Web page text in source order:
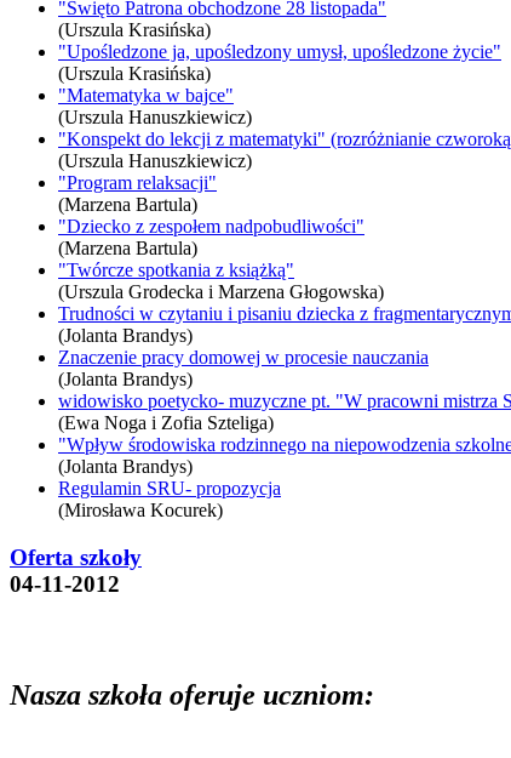
"Święto Patrona obchodzone 28 listopada"
(Urszula Krasińska)
"Upośledzone ja, upośledzony umysł, upośledzone życie"
(Urszula Krasińska)
"Matematyka w bajce"
(Urszula Hanuszkiewicz)
"Konspekt do lekcji z matematyki" (rozróżnianie
(Urszula Hanuszkiewicz)
"Program relaksacji"
(Marzena Bartula)
"Dziecko z zespołem nadpobudliwości"
(Marzena Bartula)
"Twórcze spotkania z książką"
(Urszula Grodecka i Marzena Głogowska)
Trudności w czytaniu i pisaniu dziecka z
(Jolanta Brandys)
Znaczenie pracy domowej w procesie nauczania
(Jolanta Brandys)
widowisko poetycko- muzyczne pt. "W pracowni mistrza
(Ewa Noga i Zofia Szteliga)
"Wpływ środowiska rodzinnego na niepowodzenia
(Jolanta Brandys)
Regulamin SRU- propozycja
(Mirosława Kocurek)
Oferta szkoły
04-11-2012
Nasza szkoła oferuje uczniom: